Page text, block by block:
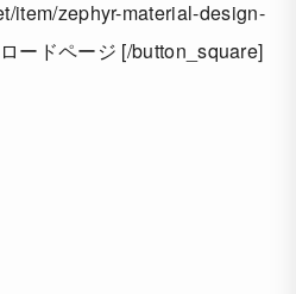
item/zephyr-material-design-
ードページ [/button_square]